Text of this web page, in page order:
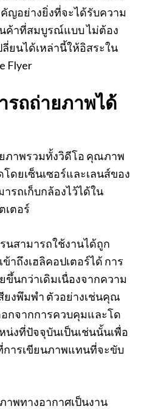
คัญอย่างยิ่งที่จะได้รับความ
ค้าที่สมบูรณ์แบบ ไม่ต้อง
ยนได้เหล่านี้ให้อิสระใน
Flyer
รถถ่ายภาพได้
ภาพรวมทั้งวิดีโอ คุณภาพ
ดยเซ็นเซอร์และเลนส์ของ
ารถเก็บกล้องไว้ได้ใน
เตอร์
สามารถใช้งานได้ถูก
าถึงเฮลิคอปเตอร์ได้ การ
ขึ้นกว่าเดิมเนื่องจากความ
ยงพึมพำ ตัวอย่างเช่นคุณ
กจากการควบคุมและโด
งที่ปัจจุบันเป็นเช่นนั้นเพื่อ
ารเขียนภาพแทนที่จะขับ
าพทางอากาศเป็นงาน